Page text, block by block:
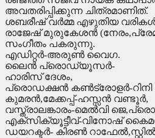
അവതരിപ്പിക്കുന്ന ചിത്രമാണിത്.
ശബരീഷ് വർമ്മ എഴുതിയ
രാജേഷ് മുരുകേശൻ
സംഗീതം പകരുന്നു.
എഡിറ്റർ-അരുൺ വൈഗ.
ലൈൻ പ്രൊഡ്യൂസർ-
ഹാരിസ് ദേശം,
പ്രൊഡക്ഷൻ കൺട്രോളർ-റിനി
കുമരൻ,മേക്കപ്പ്-ഹസ്സൻ വണ്ടൂർ,
വസ്ത്രാലങ്കാരം-മെൽവി
എക്സിക്യൂട്ടീവ്-വിനോഷ്
ഡയറക്ടർ- കിരൺ